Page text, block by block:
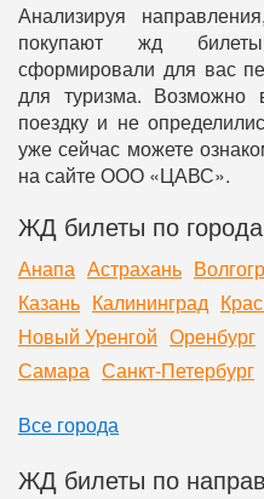
Анализируя
покупают жд
сформировали для вас
для туризма. Возможно
поездку и не
уже сейчас можете
на сайте ООО «ЦАВС».
ЖД билеты по
Анапа Астрахань
Казань Калининград
Новый Уренгой Оренбург
Самара Санкт-Петербург
Все города
ЖД билеты по